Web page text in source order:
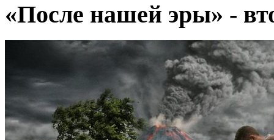
«После нашей эры» -